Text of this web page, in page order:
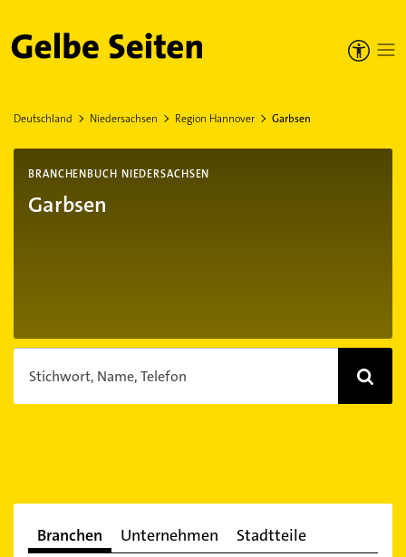
Gelbe Seiten
Deutschland Niedersachsen Region Hannover Garbsen
BRANCHENBUCH NIEDERSACHSEN
Garbsen
Stichwort, Name, Telefon
Branchen Unternehmen Stadtteile